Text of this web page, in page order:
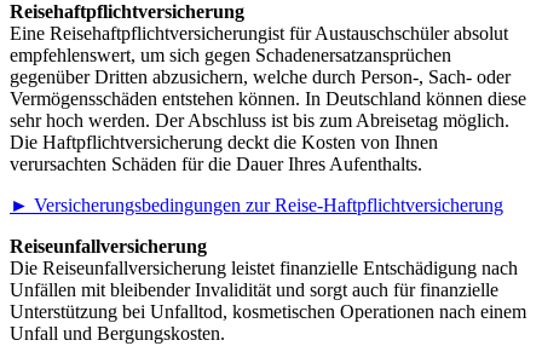
Reisehaftpflichtversicherung
Eine Reisehaftpflichtversicherungist für Austauschschüler absolut
empfehlenswert, um sich gegen Schadenersatzansprüchen
gegenüber Dritten abzusichern, welche durch Person-, Sach- oder
Vermögensschäden entstehen können. In Deutschland können diese
sehr hoch werden. Der Abschluss ist bis zum Abreisetag möglich.
Die Haftpflichtversicherung deckt die Kosten von Ihnen
verursachten Schäden für die Dauer Ihres Aufenthalts.
► Versicherungsbedingungen zur Reise-Haftpflichtversicherung
Reiseunfallversicherung
Die Reiseunfallversicherung leistet finanzielle Entschädigung nach
Unfällen mit bleibender Invalidität und sorgt auch für finanzielle
Unterstützung bei Unfalltod, kosmetischen Operationen nach einem
Unfall und Bergungskosten.